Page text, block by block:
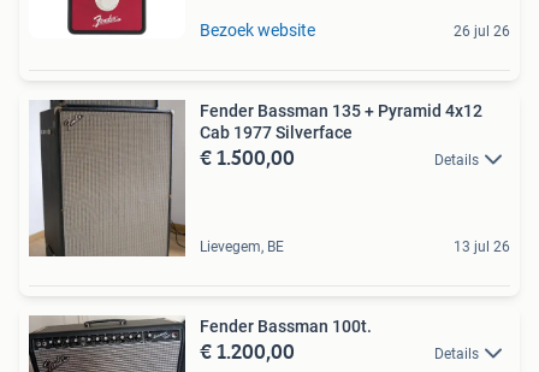
Bezoek website 26 jul 26
Fender Bassman 135 + Pyramid 4x12
Cab 1977 Silverface
€ 1.500,00 Details
Lievegem, BE 13 jul 26
Fender Bassman 100t.
€ 1.200,00 Details